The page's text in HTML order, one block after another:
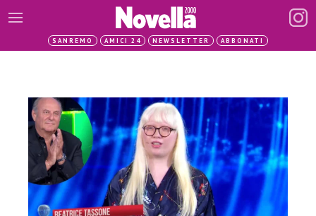
SANREMO AMICI 24 NEWSLETTER ABBONATI